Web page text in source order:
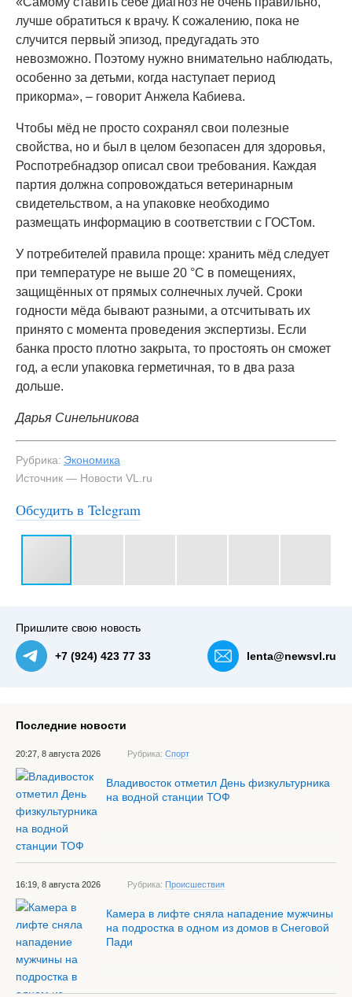
лучше обратиться к врачу. К сожалению, пока не
случится первый эпизод, предугадать это
невозможно. Поэтому нужно внимательно наблюдать,
особенно за детьми, когда наступает период
прикорма», – говорит Анжела Кабиева.
Чтобы мёд не просто сохранял свои полезные
свойства, но и был в целом безопасен для здоровья,
Роспотребнадзор описал свои требования. Каждая
партия должна сопровождаться ветеринарным
свидетельством, а на упаковке необходимо
размещать информацию в соответствии с ГОСТом.
У потребителей правила проще: хранить мёд следует
при температуре не выше 20 °C в помещениях,
защищённых от прямых солнечных лучей. Сроки
годности мёда бывают разными, а отсчитывать их
принято с момента проведения экспертизы. Если
банка просто плотно закрыта, то простоять он сможет
год, а если упаковка герметичная, то в два раза
дольше.
Дарья Синельникова
Рубрика: Экономика
Источник — Новости VL.ru
Обсудить в Telegram
Пришлите свою новость
+7 (924) 423 77 33 lenta@newsvl.ru
Последние новости
20:27, 8 августа 2026 Рубрика: Спорт
Владивосток отметил День физкультурника
на водной станции ТОФ
16:19, 8 августа 2026 Рубрика: Происшествия
Камера в лифте сняла нападение мужчины
на подростка в одном из домов в Снеговой
Пади